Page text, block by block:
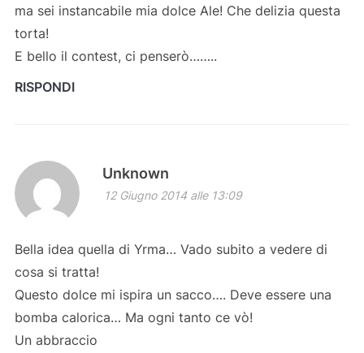
ma sei instancabile mia dolce Ale! Che delizia questa
torta!
E bello il contest, ci penserò……..
RISPONDI
Unknown
12 Giugno 2014 alle 13:09
Bella idea quella di Yrma… Vado subito a vedere di
cosa si tratta!
Questo dolce mi ispira un sacco…. Deve essere una
bomba calorica… Ma ogni tanto ce vò!
Un abbraccio